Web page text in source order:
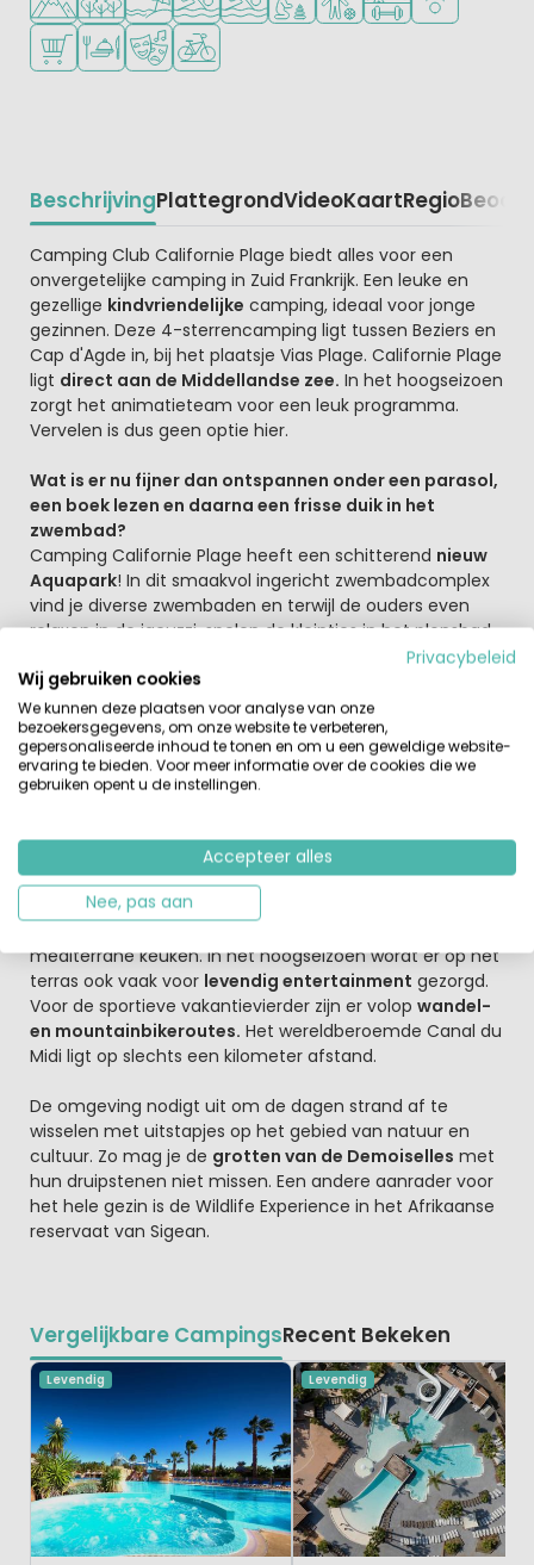
Campingwinkel/Supermarkt
Restaurant of pizzeria
Animatieprogramma
Fietsverhuur
BeschrijvingPlattegrondVideoKaartRegio
Beschrijving
Camping Club Californie Plage biedt alles voor een
onvergetelijke camping in Zuid Frankrijk. Een leuke en
gezellige kindvriendelijke camping, ideaal voor jonge
gezinnen. Deze 4-sterrencamping ligt tussen Beziers en
Cap d'Agde in, bij het plaatsje Vias Plage. Californie Plage
ligt direct aan de Middellandse zee. In het hoogseizoen
zorgt het animatieteam voor een leuk programma.
Vervelen is dus geen optie hier.
Wat is er nu fijner dan ontspannen onder een parasol,
een boek lezen en daarna een frisse duik in het
zwembad?
Camping Californie Plage heeft een schitterend nieuw
Aquapark! In dit smaakvol ingericht zwembadcomplex
vind je diverse zwembaden en terwijl de ouders even
relaxen in de jacuzzi, spelen de kleintjes in het plonsbad,
en roetsjen ze over de Giant Slide. En laat het zonnetje
zich een keer niet zien in Zuid Frankrijk, dan kun je
terecht in het overdekte én verwarmde zwembad van
dit prachtige Aquapark. Overigens zijn zwemshorts niet
toegestaan. En na een dag aan het strand of bij het
zwembad is het fijn om een smaakvolle maaltijd te
Gezellige avonden en lekker actief bezig zijn
’s Avonds kun je op het terras van het restaurant bij het
mediterrane keuken. In het hoogseizoen wordt er op het
terras ook vaak voor levendig entertainment gezorgd.
Voor de sportieve vakantievierder zijn er volop wandel-
en mountainbikeroutes. Het wereldberoemde Canal du
Midi ligt op slechts een kilometer afstand.
De omgeving nodigt uit om de dagen strand af te
wisselen met uitstapjes op het gebied van natuur en
cultuur. Zo mag je de grotten van de Demoiselles met
hun druipstenen niet missen. Een andere aanrader voor
het hele gezin is de Wildlife Experience in het Afrikaanse
reservaat van Sigean.
Vergelijkbare CampingsRecent Bekeken
Levendig Levendig
Privacybeleid
Wij gebruiken cookies
We kunnen deze plaatsen voor analyse van onze
bezoekersgegevens, om onze website te verbeteren,
gepersonaliseerde inhoud te tonen en om u een geweldige website-
ervaring te bieden. Voor meer informatie over de cookies die we
gebruiken opent u de instellingen.
Accepteer alles
Nee, pas aan